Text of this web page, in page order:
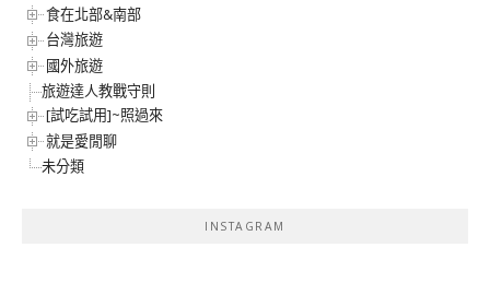
食在北部&南部
台灣旅遊
國外旅遊
旅遊達人教戰守則
[試吃試用]~照過來
就是愛閒聊
未分類
INSTAGRAM